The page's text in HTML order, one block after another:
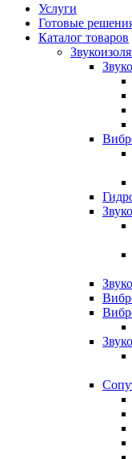
Услуги
Готовые
Каталог товаров